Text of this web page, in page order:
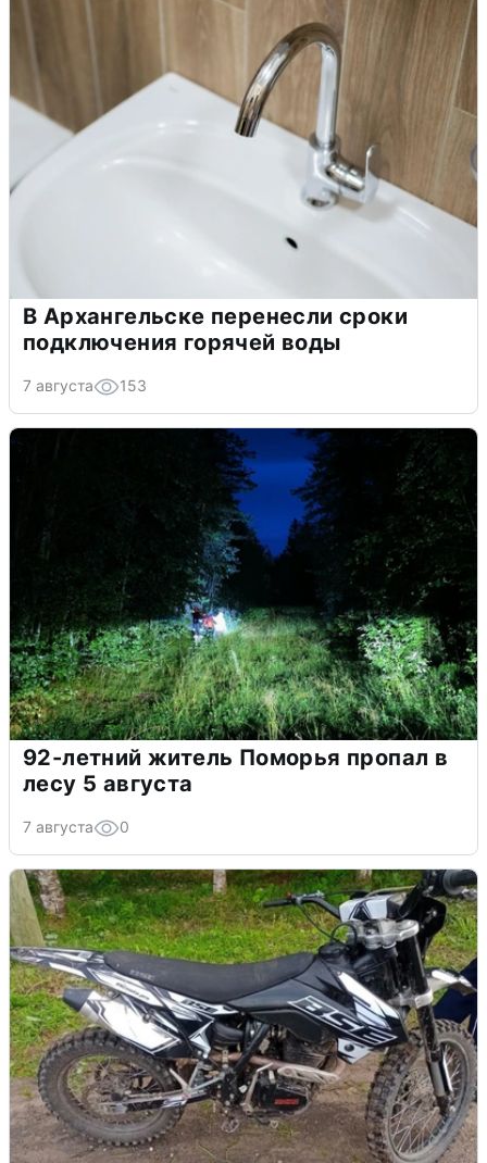
В Архангельске перенесли сроки
подключения горячей воды
7 августа 153
92-летний житель Поморья пропал в
лесу 5 августа
7 августа 0